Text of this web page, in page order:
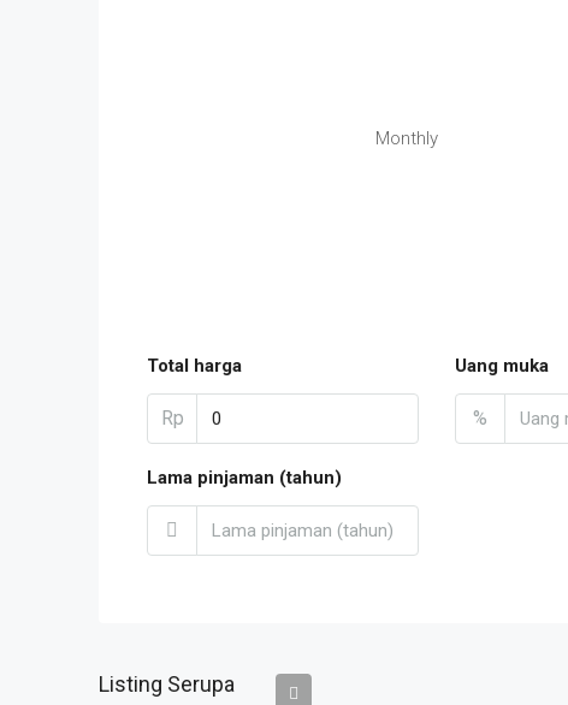
Monthly
Total harga
Rp
Uang muka
%
Lama pinjaman (tahun)
Listing Serupa